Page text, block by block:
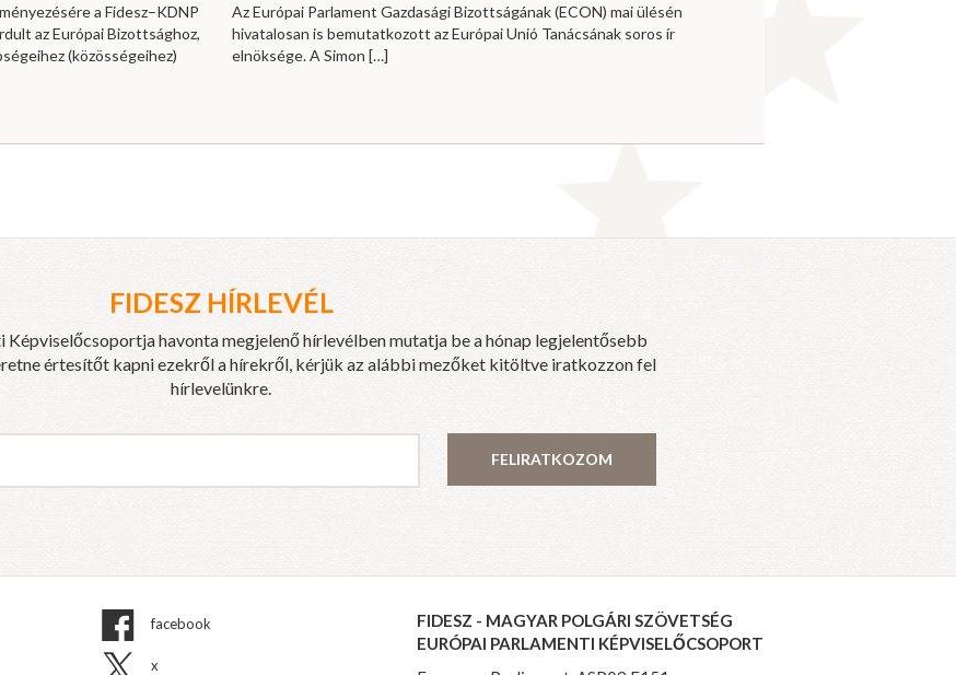
a Fidesz–KDNP
az Európai Bizottsághoz,
(közösségeihez)
Az Európai Parlament Gazdasági Bizottságának (ECON) mai ülésén
hivatalosan is bemutatkozott az Európai Unió Tanácsának soros ír
elnöksége. A Simon […]
FIDESZ HÍRLEVÉL
Képviselőcsoportja havonta megjelenő hírlevélben mutatja be a hónap legjelentősebb
értesítőt kapni ezekről a hírekről, kérjük az alábbi mezőket kitöltve iratkozzon fel
hírlevelünkre.
FELIRATKOZOM
facebook
x
FIDESZ - MAGYAR POLGÁRI SZÖVETSÉG
EURÓPAI PARLAMENTI KÉPVISELŐCSOPORT